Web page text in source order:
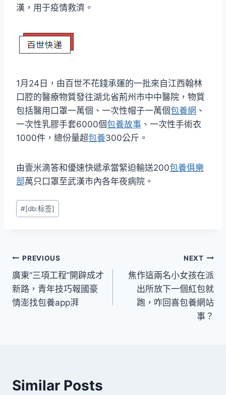
漢，用于疫情救濟。
1月24日，由百世不花錢承運的一批來自江西翰林
口腔的醫療物質發往湖北省荊州市中中醫院，物質
包括醫用口罩一萬個、一次性帽子一萬個包養網 、
一次性乳膠手套6000個包養故事 、一次性手術衣
1000件，總份量超包養300公斤。
由壹米滴答和優速快遞承當緊迫輸送200包養俱樂
部萬只口罩至武漢市內各年夜病院。
Post
Tags:
#[db:标签]
文
章
導
PREVIOUS
廣東“三項工程”開辟成才
新路，青年技巧報國豪
情澎找包養app湃
NEXT
焦作這兩名小女孩在派
出所放下一個紅包就
跑，咋回喜包養網站
事？
Similar Posts